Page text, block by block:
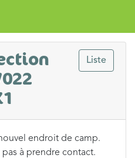
Liste
endroit de camp.
à prendre contact.